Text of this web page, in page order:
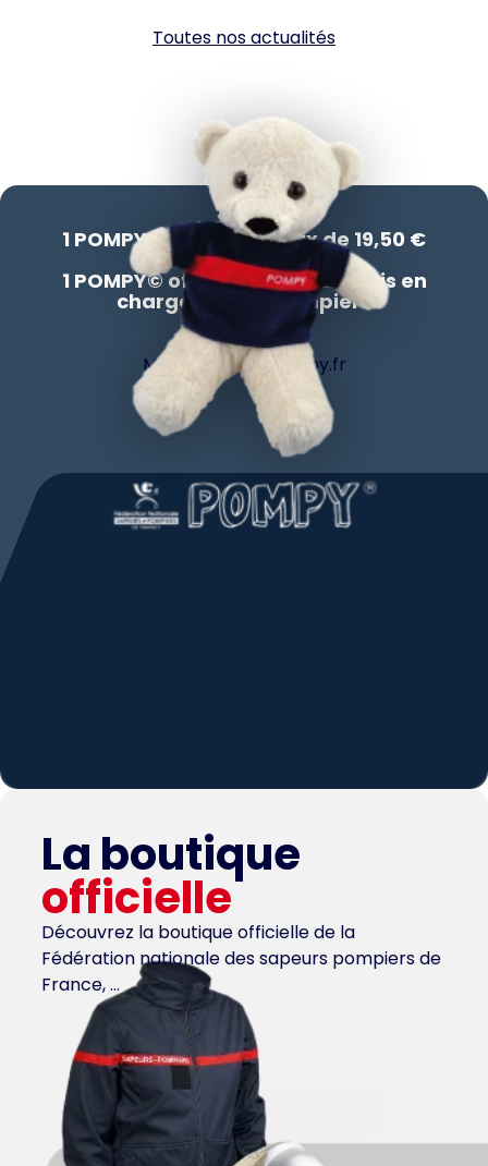
Toutes nos actualités
1 POMPY© acheté au prix de 19,50 €
=
1 POMPY© offert à un enfant pris en
charge par les pompiers
Me rendre sur pompy.fr
La boutique
officielle
Découvrez la boutique officielle de la
Fédération nationale des sapeurs pompiers de
France, …